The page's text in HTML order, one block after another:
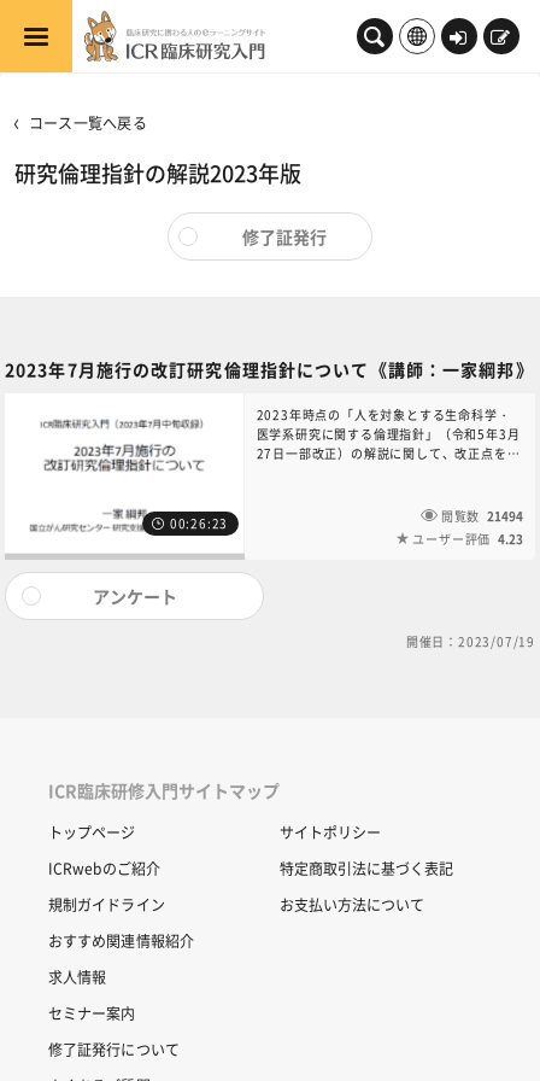
メインコンテンツへスキップする
ロ
新
コース一覧へ戻る
研究倫理指針の解説2023年版
修了証発行
2023年7月施行の改訂研究倫理指針について《講師：一家綱邦》
00:26:23
2023年時点の「人を対象とする生命科学・
医学系研究に関する倫理指針」（令和5年3月
27日一部改正）の解説に関して、改正点を中
講義を視聴することをおすすめいたします。
閲覧数 21494
ユーザー評価 4.23
アンケート
開催日：2023/07/19
ICR臨床研修入門サイトマップ
トップページ
ICRwebのご紹介
規制ガイドライン
おすすめ関連情報紹介
求人情報
セミナー案内
修了証発行について
サイトポリシー
特定商取引法に基づく表記
お支払い方法について